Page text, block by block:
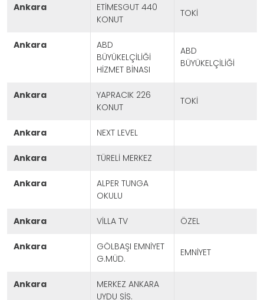
ankara
ETİMESGUT 440
KONUT
TOKİ
ankara
ABD
BÜYÜKELÇİLİĞİ
HİZMET BİNASI
ABD
BÜYÜKELÇİLİĞİ
ankara
YAPRACIK 226
KONUT
TOKİ
ankara NEXT LEVEL
ankara TÜRELİ MERKEZ
ankara
ALPER TUNGA
OKULU
ankara VİLLA TV ÖZEL
ankara
GÖLBAŞI EMNİYET
G.MÜD.
EMNİYET
ankara
MERKEZ ANKARA
UYDU SİS.